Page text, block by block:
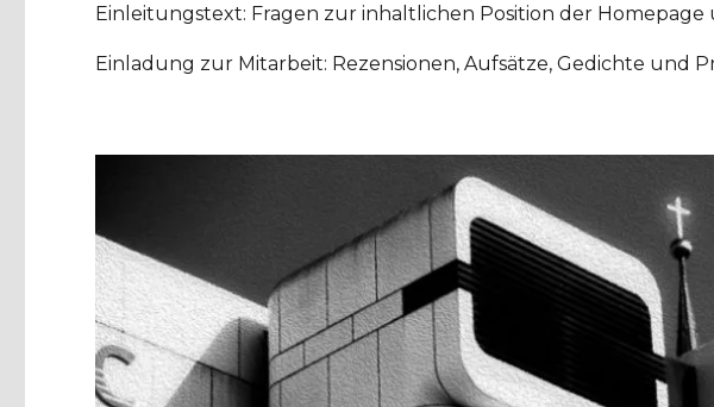
Einleitungstext: Fragen zur inhaltlichen Position der Homepage
Einladung zur Mitarbeit: Rezensionen, Aufsätze, Gedichte und